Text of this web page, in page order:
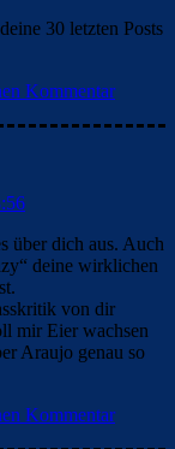
30 letzten Posts
Kommentar
über dich aus. Auch
deine wirklichen
von dir
mir Eier wachsen
Araujo genau so
Kommentar